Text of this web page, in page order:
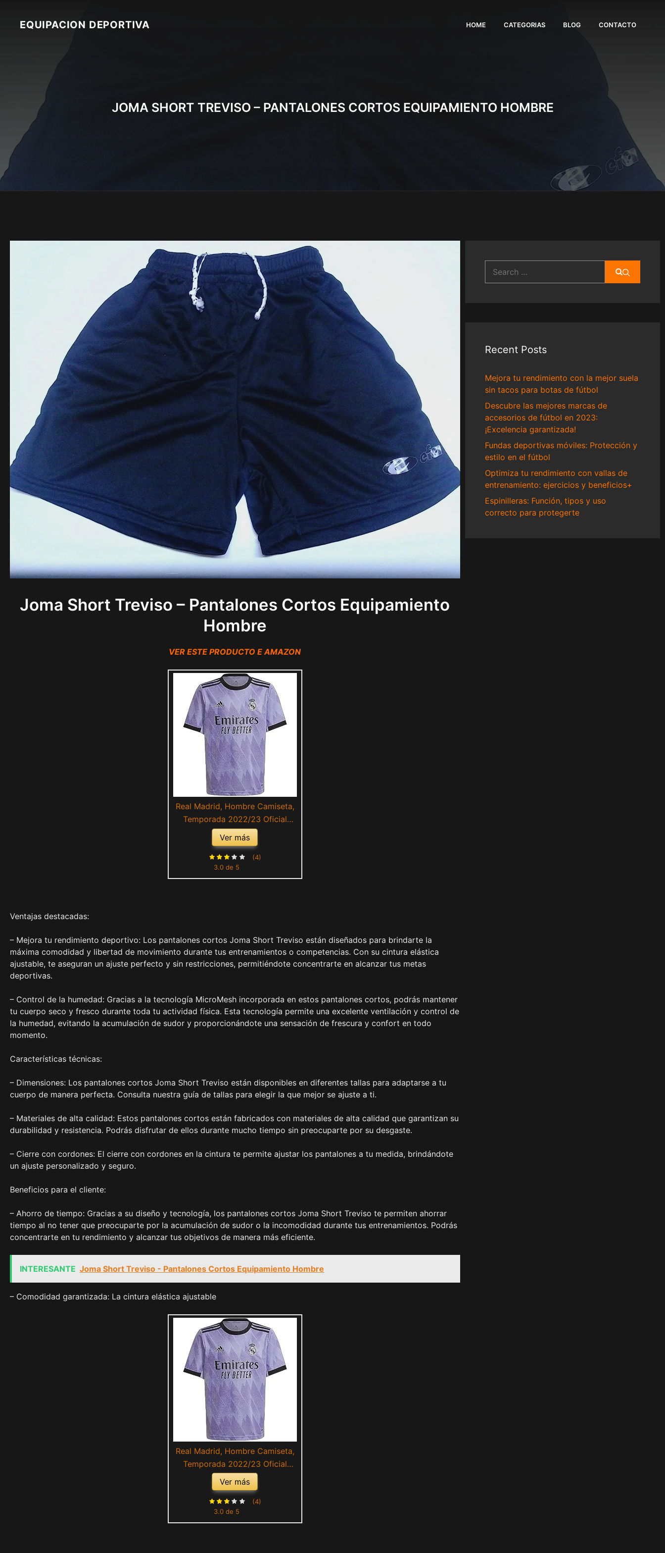
contentEQUIPACION DEPORTIVA HOME CATEGORIAS BLOG CONTACTO
JOMA SHORT TREVISO – PANTALONES CORTOS EQUIPAMIENTO HOMBRE
Joma Short Treviso – Pantalones Cortos Equipamiento
Hombre
VER ESTE PRODUCTO E AMAZON
Real Madrid, Hombre Camiseta,
Temporada 2022/23 Oficial
Segunda Equipación
Ver más
3.0 de 5
(4)
Ventajas destacadas:
– Mejora tu rendimiento deportivo: Los pantalones cortos Joma Short Treviso están diseñados para brindarte la
máxima comodidad y libertad de movimiento durante tus entrenamientos o competencias. Con su cintura elástica
ajustable, te aseguran un ajuste perfecto y sin restricciones, permitiéndote concentrarte en alcanzar tus metas
deportivas.
– Control de la humedad: Gracias a la tecnología MicroMesh incorporada en estos pantalones cortos, podrás mantener
tu cuerpo seco y fresco durante toda tu actividad física. Esta tecnología permite una excelente ventilación y control de
la humedad, evitando la acumulación de sudor y proporcionándote una sensación de frescura y confort en todo
momento.
Características técnicas:
– Dimensiones: Los pantalones cortos Joma Short Treviso están disponibles en diferentes tallas para adaptarse a tu
cuerpo de manera perfecta. Consulta nuestra guía de tallas para elegir la que mejor se ajuste a ti.
– Materiales de alta calidad: Estos pantalones cortos están fabricados con materiales de alta calidad que garantizan su
durabilidad y resistencia. Podrás disfrutar de ellos durante mucho tiempo sin preocuparte por su desgaste.
– Cierre con cordones: El cierre con cordones en la cintura te permite ajustar los pantalones a tu medida, brindándote
un ajuste personalizado y seguro.
Beneficios para el cliente:
– Ahorro de tiempo: Gracias a su diseño y tecnología, los pantalones cortos Joma Short Treviso te permiten ahorrar
tiempo al no tener que preocuparte por la acumulación de sudor o la incomodidad durante tus entrenamientos. Podrás
concentrarte en tu rendimiento y alcanzar tus objetivos de manera más eficiente.
INTERESANTE Joma Short Treviso - Pantalones Cortos Equipamiento Hombre
– Comodidad garantizada: La cintura elástica ajustable
Real Madrid, Hombre Camiseta,
Temporada 2022/23 Oficial
Segunda Equipación
Ver más
3.0 de 5
(4)
for:
Recent Posts
Mejora tu rendimiento con la mejor suela
sin tacos para botas de fútbol
Descubre las mejores marcas de
accesorios de fútbol en 2023:
¡Excelencia garantizada!
Fundas deportivas móviles: Protección y
estilo en el fútbol
Optimiza tu rendimiento con vallas de
entrenamiento: ejercicios y beneficios+
Espinilleras: Función, tipos y uso
correcto para protegerte